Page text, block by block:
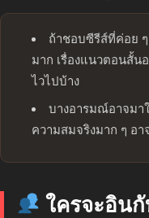
ถ้าชอบซีรีส์ที่ค่อย
มาก เรื่องแนวตอนสั้น
ไวไปบ้าง
บางอารมณ์อาจม
ความสมจริงมาก ๆ อ
ใครจะอินกั